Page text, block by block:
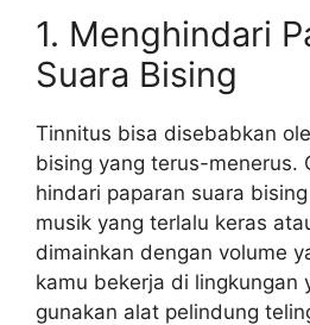
1. Menghindari
Suara Bising
Tinnitus bisa disebabkan
bising yang terus-menerus.
hindari paparan suara
musik yang terlalu keras
dimainkan dengan volume
kamu bekerja di lingkungan
gunakan alat pelindung